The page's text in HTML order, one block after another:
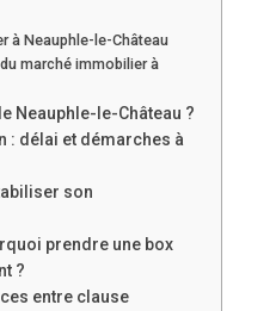
à Neauphle-le-Château
marché immobilier à
Neauphle-le-Château ?
: délai et démarches à
son
prendre une box
?
entre clause